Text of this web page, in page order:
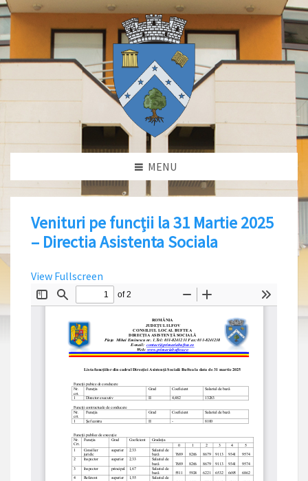
MENU
Venituri pe funcții la 31 Martie 2025
– Directia Asistenta Sociala
View Fullscreen